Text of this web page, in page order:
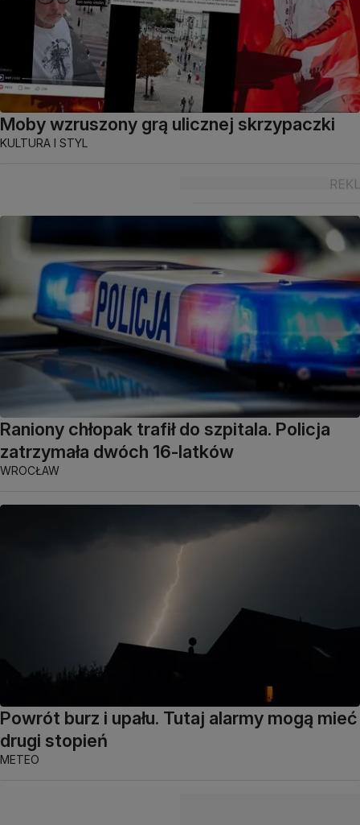
Moby wzruszony grą ulicznej skrzypaczki
KULTURA I STYL
Raniony chłopak trafił do szpitala. Policja
zatrzymała dwóch 16-latków
WROCŁAW
Powrót burz i upału. Tutaj alarmy mogą mieć
drugi stopień
METEO